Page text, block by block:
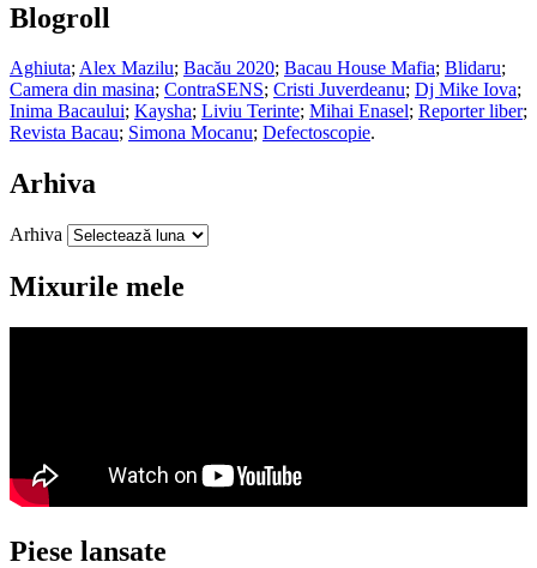
Blogroll
Aghiuta;Alex Mazilu; Bacău 2020; Bacau House Mafia; Blidaru;
Camera din masina; ContraSENS; Cristi Juverdeanu; Dj Mike Iova;
Inima Bacaului; Kaysha; Liviu Terinte; Mihai Enasel; Reporter liber;
Revista Bacau; Simona Mocanu; Defectoscopie.
Arhiva
Arhiva
Mixurile mele
Piese lansate